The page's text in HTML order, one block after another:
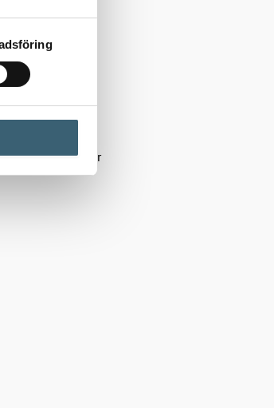
adaptrar